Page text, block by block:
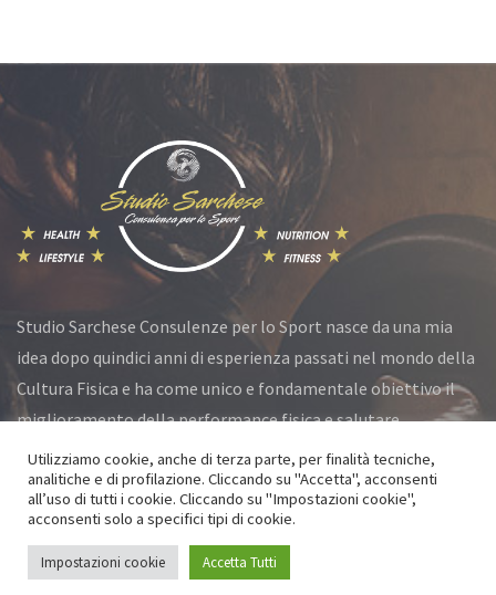
Studio Sarchese Consulenze per lo Sport nasce da una mia
idea dopo quindici anni di esperienza passati nel mondo della
Cultura Fisica e ha come unico e fondamentale obiettivo il
miglioramento della performance fisica e salutare.
© Studio Sarchese 2021 All Rights Reserved
Privacy Policy|Cookie Policy
Powered by
Utilizziamo cookie, anche di terza parte, per finalità tecniche,
analitiche e di profilazione. Cliccando su "Accetta", acconsenti
all’uso di tutti i cookie. Cliccando su "Impostazioni cookie",
acconsenti solo a specifici tipi di cookie.
Impostazioni cookie Accetta Tutti